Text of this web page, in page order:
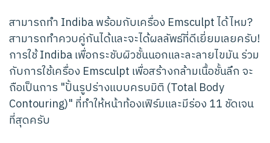
สามารถทำ Indiba พร้อมกับเครื่อง Emsculpt ได้ไหม?
สามารถทำควบคู่กันได้และจะได้ผลลัพธ์ที่ดีเยี่ยมเลยครับ!
การใช้ Indiba เพื่อกระชับผิวชั้นนอกและละลายไขมัน ร่วม
กับการใช้เครื่อง Emsculpt เพื่อสร้างกล้ามเนื้อชั้นลึก จะ
ถือเป็นการ "ปั้นรูปร่างแบบครบมิติ (Total Body
Contouring)" ที่ทำให้หน้าท้องเฟิร์มและมีร่อง 11 ชัดเจน
ที่สุดครับ